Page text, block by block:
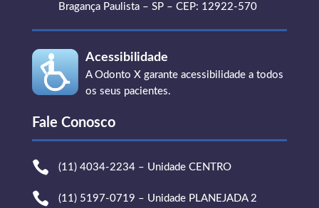
Bragança Paulista – SP – CEP: 12922-570
Acessibilidade
A Odonto X garante acessibilidade a todos
os seus pacientes.
Fale Conosco
 (11) 4034-2234 – Unidade CENTRO
 (11) 5197-0719 – Unidade PLANEJADA 2